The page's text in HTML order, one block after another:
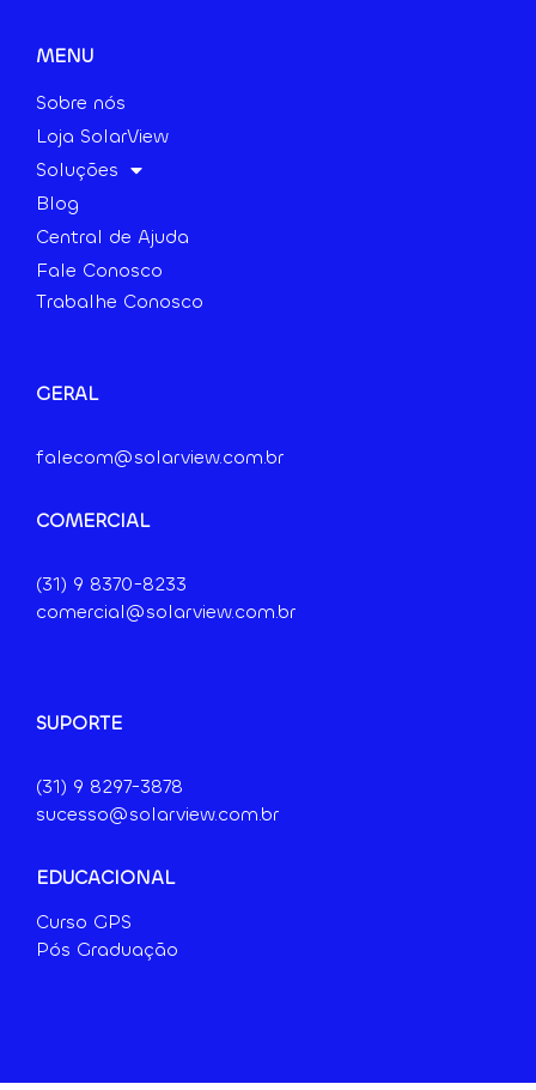
MENU
Sobre nós
Loja SolarView
Soluções
Blog
Central de Ajuda
Fale Conosco
Trabalhe Conosco
GERAL
falecom@solarview.com.br
COMERCIAL
(31) 9 8370-8233
comercial@solarview.com.br
SUPORTE
(31) 9 8297-3878
sucesso@solarview.com.br
EDUCACIONAL
Curso GPS
Pós Graduação